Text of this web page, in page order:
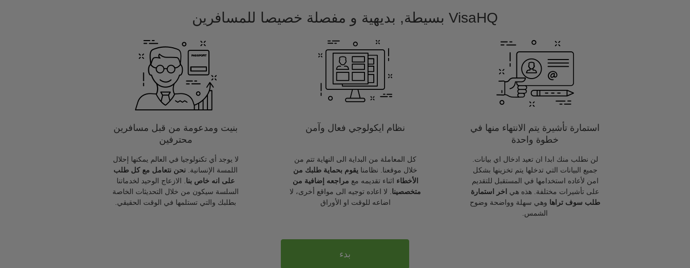
VisaHQ بسيطة, بديهية و مفصلة خصيصا للمسافرين
استمارة تأشيرة يتم الانتهاء منها في
خطوة واحدة
لن نطلب منك ابدا ان تعيد ادخال اي بيانات.
جميع البيانات التي تدخلها يتم تخزينها بشكل
امن لأعاده استخدامها في المستقبل للتقديم
على تأشيرات مختلفة. هذه هي
اخر استمارة
طلب سوف تراها وهي سهلة وواضحة وضوح
الشمس.
نظام ايكولوجي فعال وآمن
كل المعاملة من البداية الى النهاية تتم من
خلال موقعنا. نظامنا يقوم بحماية طلبك من
الأخطاء اثناء تقديمه مع مراجعه إضافية من
متخصصينا . لا اعاده توجيه الى مواقع أخرى، لا
اضاعه للوقت او الأوراق
بنيت ومدعومة من قبل مسافرين
محترفين
لا يوجد أي تكنولوجيا في العالم يمكنها إحلال
اللمسة الإنسانية. نحن نتعامل مع كل طلب
على انه خاص بنا . الازعاج الوحيد لخدماتنا
السلسة سيكون من خلال التحديثات الخاصة
بطلبك والتي تستلمها في الوقت الحقيقي.
بدء